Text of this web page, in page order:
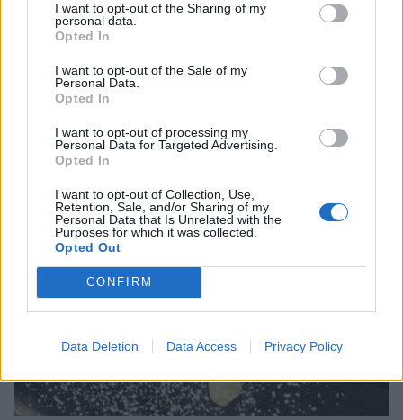
I want to opt-out of the Sharing of my
personal data.
Opted In
I want to opt-out of the Sale of my
Personal Data.
Opted In
I want to opt-out of processing my
Personal Data for Targeted Advertising.
Opted In
I want to opt-out of Collection, Use,
Retention, Sale, and/or Sharing of my
Personal Data that Is Unrelated with the
Purposes for which it was collected.
Opted Out
CONFIRM
Data Deletion Data Access Privacy Policy